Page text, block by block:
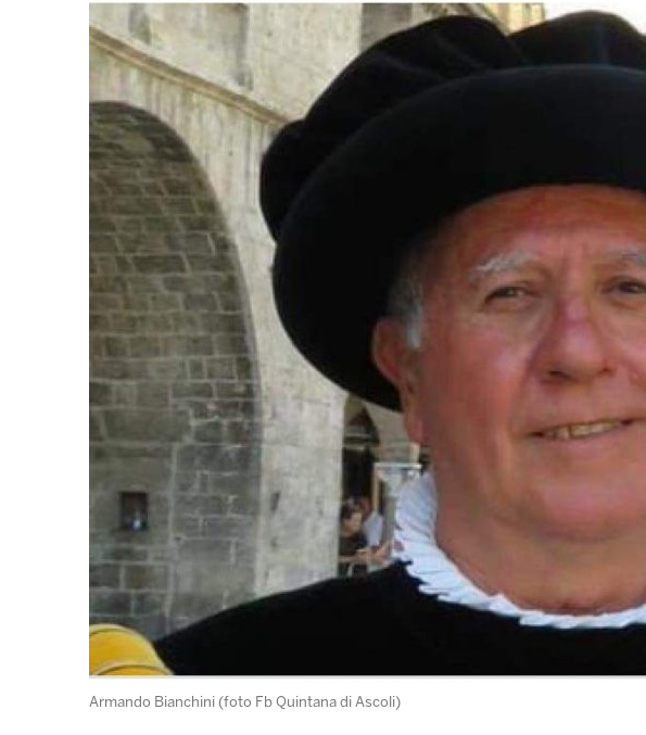
Armando Bianchini (foto Fb Quintana di Ascoli)